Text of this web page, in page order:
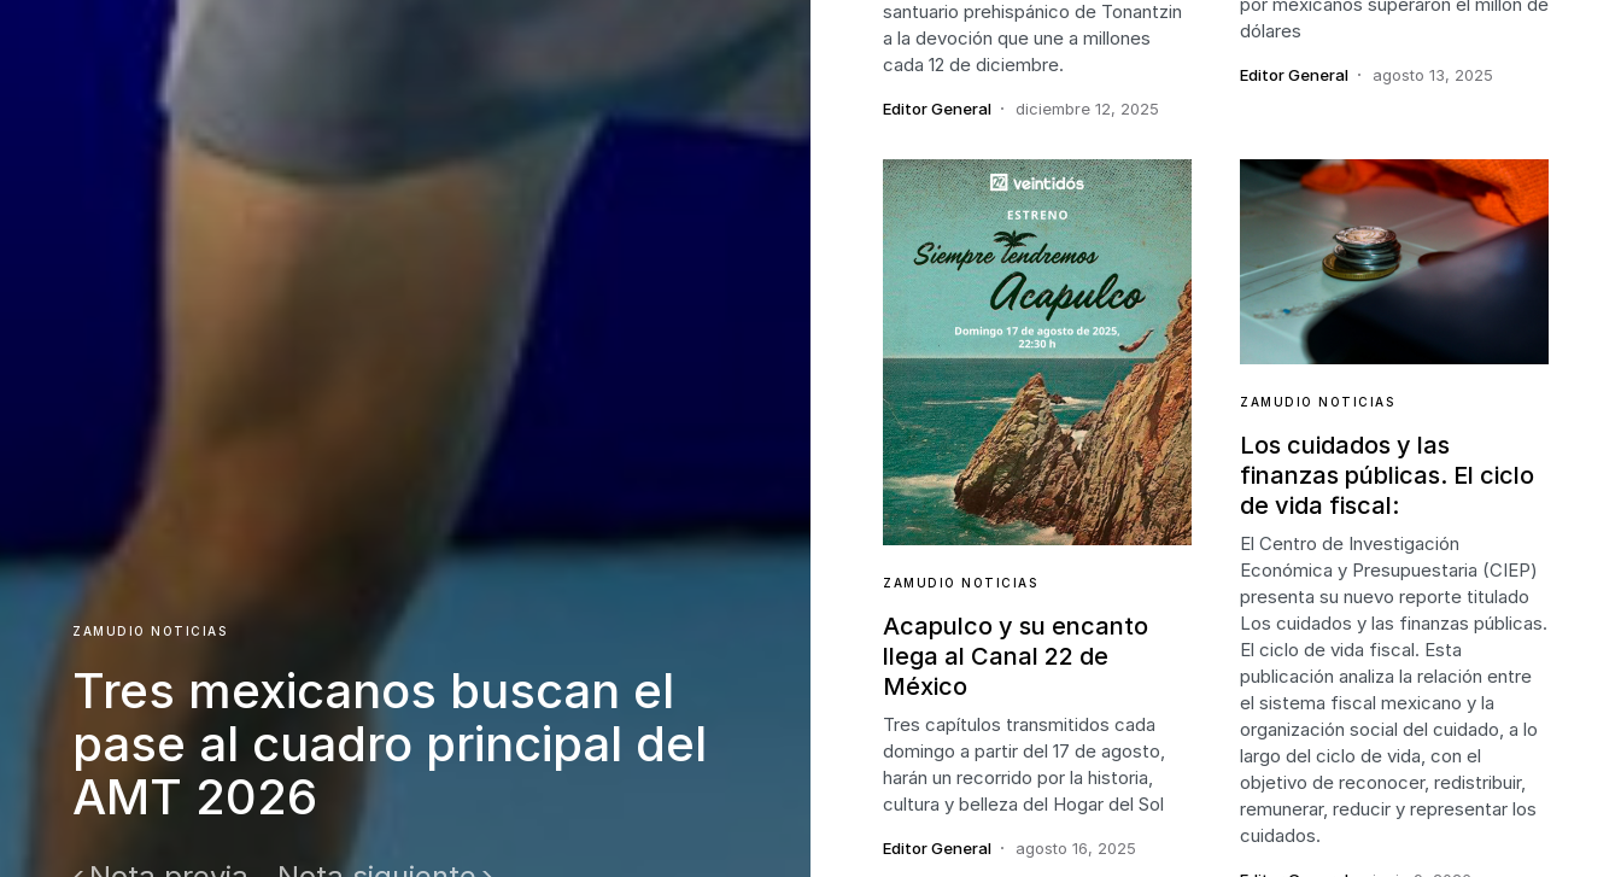
ZAMUDIO NOTICIAS
Tres mexicanos buscan el
pase al cuadro principal del
AMT 2026
santuario prehispánico de Tonantzin
a la devoción que une a millones
cada 12 de diciembre.
Editor General diciembre 12, 2025
dólares
Editor General agosto 13, 2025
ZAMUDIO NOTICIAS
Acapulco y su encanto
llega al Canal 22 de
México
Tres capítulos transmitidos cada
domingo a partir del 17 de agosto,
harán un recorrido por la historia,
cultura y belleza del Hogar del Sol
Editor General agosto 16, 2025
ZAMUDIO NOTICIAS
Los cuidados y las
finanzas públicas. El ciclo
de vida fiscal:
El Centro de Investigación
Económica y Presupuestaria (CIEP)
presenta su nuevo reporte titulado
Los cuidados y las finanzas públicas.
El ciclo de vida fiscal. Esta
publicación analiza la relación entre
el sistema fiscal mexicano y la
organización social del cuidado, a lo
largo del ciclo de vida, con el
objetivo de reconocer, redistribuir,
remunerar, reducir y representar los
cuidados.